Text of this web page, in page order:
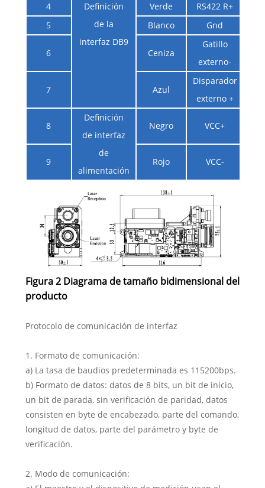
Definición
de la
interfaz DB9
4
Verde
RS422 R+
5
Blanco Gnd
6 Ceniza
Gatillo
externo-
7
Azul
Disparador
externo +
8
Definición
de interfaz
de
alimentación
Negro
VCC+
9
Rojo VCC-
Figura 2 Diagrama de tamaño bidimensional del
producto
Protocolo de comunicación de interfaz
1. Formato de comunicación:
a) La tasa de baudios predeterminada es 115200bps.
b) Formato de datos: datos de 8 bits, un bit de inicio,
un bit de parada, sin verificación de paridad, datos
consisten en byte de encabezado, parte del comando,
longitud de datos, parte del parámetro y byte de
verificación.
2. Modo de comunicación: